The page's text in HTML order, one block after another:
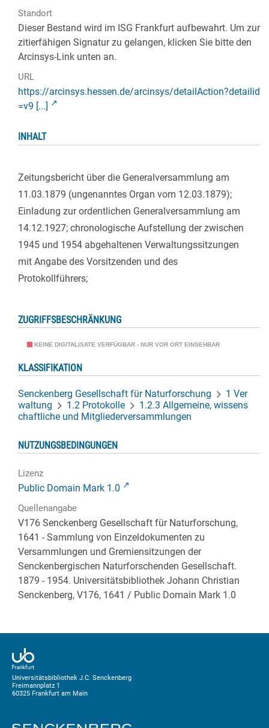
Standort
Dieser Bestand wird im ISG Frankfurt aufbewahrt. Um zur
zitierfähigen Signatur zu gelangen, klicken Sie bitte den
Arcinsys-Link unten an.
URL
https://arcinsys.hessen.de/arcinsys/detailAction?detailid
=v9 [...]
INHALT
Zeitungsbericht über die Generalversammlung am
11.03.1879 (ungenanntes Organ vom 12.03.1879);
Einladung zur ordentlichen Generalversammlung am
14.12.1927; chronologische Aufstellung der zwischen
1945 und 1954 abgehaltenen Verwaltungssitzungen
mit Angabe des Vorsitzenden und des
Protokollführers;
ZUGRIFFSBESCHRÄNKUNG
KEINE DIGITALISATE VERFÜGBAR - NUR VOR ORT EINSEHBAR
KLASSIFIKATION
Senckenberg Gesellschaft für Naturforschung
1 Ver
waltung
1.2 Protokolle
1.2.3 Allgemeine, wissens
chaftliche und Mitgliederversammlungen
NUTZUNGSBEDINGUNGEN
Lizenz
Public Domain Mark 1.0
Quellenangabe
V176 Senckenberg Gesellschaft für Naturforschung,
1641 - Sammlung von Einzeldokumenten zu
Versammlungen und Gremiensitzungen der
Senckenbergischen Naturforschenden Gesellschaft.
1879 - 1954. Universitätsbibliothek Johann Christian
Senckenberg, V176, 1641 / Public Domain Mark 1.0
Universitätsbibliothek J.C. Senckenberg
Freimannplatz 1
60325 Frankfurt am Main